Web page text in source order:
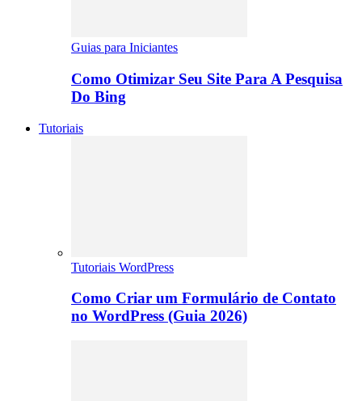
Guias para Iniciantes
Como Otimizar Seu Site Para A Pesquisa
Do Bing
Tutoriais
Tutoriais WordPress
Como Criar um Formulário de Contato
no WordPress (Guia 2026)